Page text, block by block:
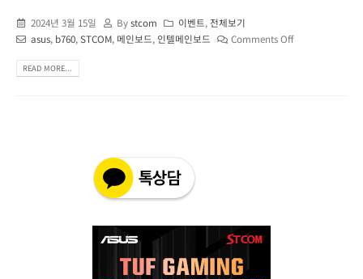
2024년 3월 15일 Bystcom 이벤트, 전체보기
asus, b760,STCOM, 메인보드,인텔메인보드 Comments Off
READ MORE...